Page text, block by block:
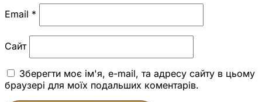
Email *
Сайт
Зберегти моє ім'я, e-mail, та адресу сайту в цьому
браузері для моїх подальших коментарів.